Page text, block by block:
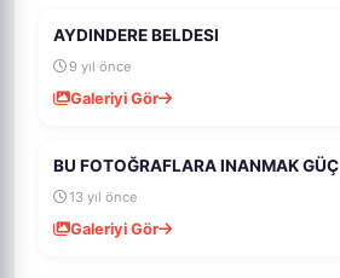
1K
AYDINDERE BELDESI
9 yıl önce
Galeriyi Gör
1K
BU FOTOĞRAFLARA INANMAK GÜÇ
13 yıl önce
Galeriyi Gör